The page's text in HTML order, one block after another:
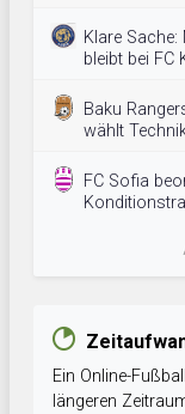
Klare
bleibt bei FC
Baku
wählt
FC Sofia
Ein Online-
längeren